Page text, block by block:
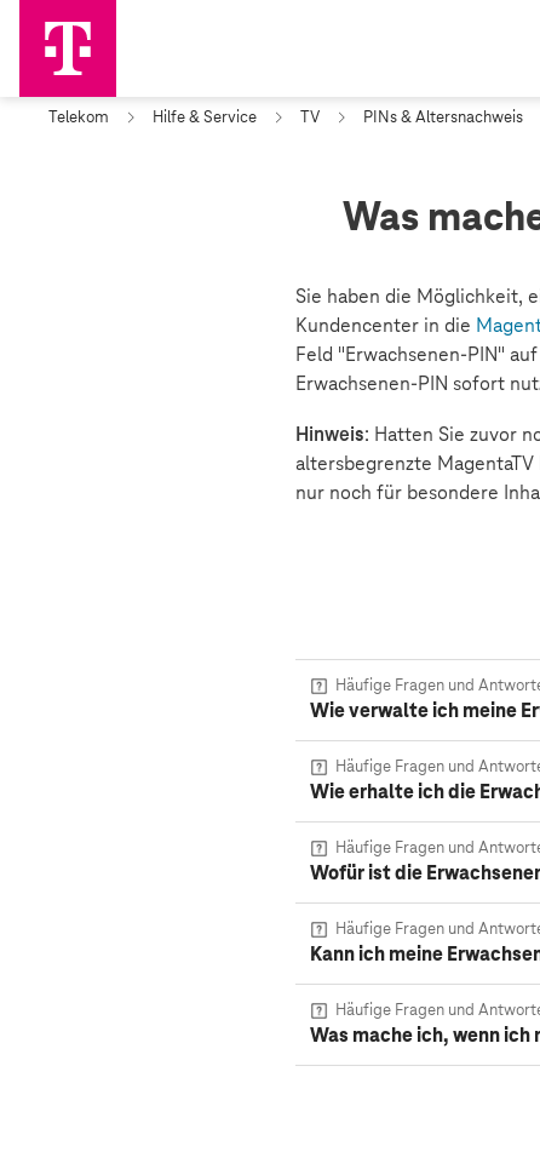
Telekom Hilfe & Service TV PINs & Altersnachweis
Was
Sie haben die Möglichkeit,
Kundencenter in die
Feld "Erwachsenen-PIN"
Erwachsenen-PIN sofort
Hinweis: Hatten Sie zuvor
altersbegrenzte
nur noch für besondere
Häufige Fragen und
Wie verwalte ich meine
Häufige Fragen und
Wie erhalte ich die
Häufige Fragen und
Wofür ist die
Häufige Fragen und
Kann ich meine
Häufige Fragen und
Was mache ich, wenn